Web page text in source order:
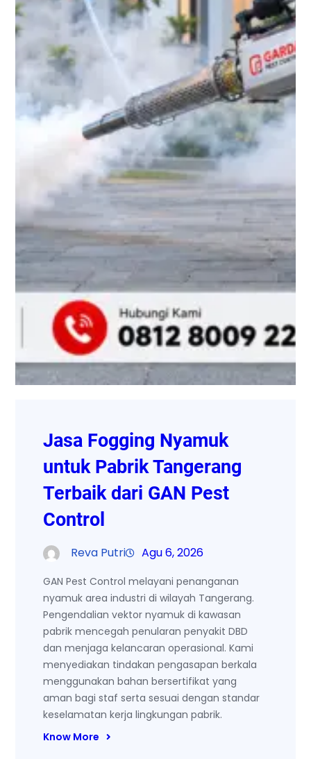
Jasa Fogging Nyamuk
untuk Pabrik Tangerang
Terbaik dari GAN Pest
Control
Reva Putri Agu 6, 2026
GAN Pest Control melayani penanganan
nyamuk area industri di wilayah Tangerang.
Pengendalian vektor nyamuk di kawasan
pabrik mencegah penularan penyakit DBD
dan menjaga kelancaran operasional. Kami
menyediakan tindakan pengasapan berkala
menggunakan bahan bersertifikat yang
aman bagi staf serta sesuai dengan standar
keselamatan kerja lingkungan pabrik.
Know More